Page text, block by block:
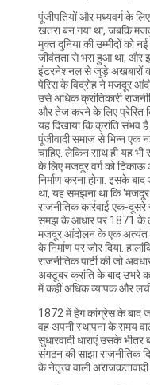
पूंजीपतियों और मध्यवर्ग के
खतरा बन गया था, जबकि
मुक्त दुनिया की उम्मीदों को
जीवंतता से भरा हुआ था, और
इंटरनेशनल से जुड़े अखबारों
पेरिस के विद्रोह ने मजदूर
उसे अधिक क्रांतिकारी
और तेज करने के लिए प्रेरित
यह दिखाया कि क्रांति संभव
पूंजीवादी समाज से भिन्न एक
चाहिए. लेकिन साथ ही यह
के लिए मजदूर वर्ग को
निर्माण करना होगा. इसके
था, यह समझना था कि
राजनीतिक कार्रवाई एक-
समझ के आधार पर 1871 के
मजदूर आंदोलन के एक अत्यंत
के निर्माण पर जोर दिया.
राजनीतिक पार्टी की जो
अक्टूबर क्रांति के बाद उभरे
में कहीं अधिक व्यापक और
1872 में हेग कांग्रेस के बाद
वह अपनी स्थापना के समय
सुधारवादी धाराएं उसके
संगठन की साझा राजनीतिक
के नेतृत्व वाली अराजकतावादी